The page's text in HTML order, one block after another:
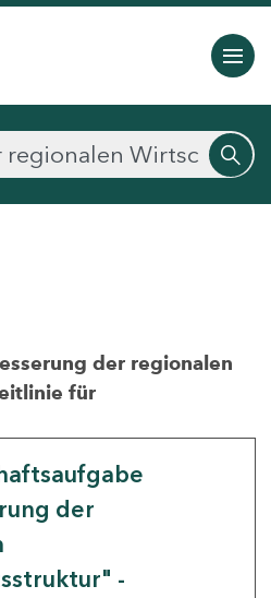
der regionalen
für
der
-